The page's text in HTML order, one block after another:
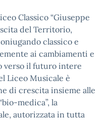
Classico “Giuseppe
del Territorio,
classico e
ai cambiamenti e
verso il futuro intere
Liceo Musicale è
di crescita insieme alle
medica”, la
autorizzata in tutta